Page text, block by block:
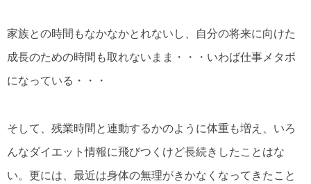
家族との時間もなかなかとれないし、自分の将来に向けた
成長のための時間も取れないまま・・・いわば仕事メタボ
になっている・・・
そして、残業時間と連動するかのように体重も増え、いろ
んなダイエット情報に飛びつくけど長続きしたことはな
い。更には、最近は身体の無理がきかなくなってきたこと